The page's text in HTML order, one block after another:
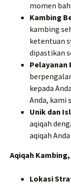
momen
Kambing
kambing
ketentuan
dipastikan
kepada
Anda, kami
Unik dan
aqiqah
aqiqah
Aqiqah
Lokasi